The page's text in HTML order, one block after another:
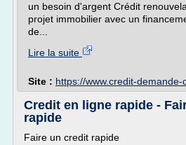
un besoin d'argent Crédit
projet immobilier avec un
de...
Lire la suite
Site : https://www.credit-demande-
Credit en ligne rapide -
rapide
Faire un credit rapide